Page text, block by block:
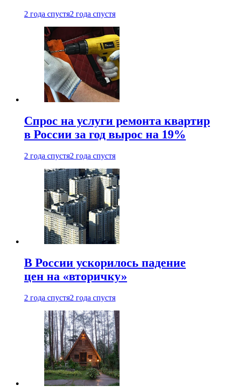
2 года спустя2 года спустя
Спрос на услуги ремонта квартир
в России за год вырос на 19%
2 года спустя2 года спустя
В России ускорилось падение
цен на «вторичку»
2 года спустя2 года спустя